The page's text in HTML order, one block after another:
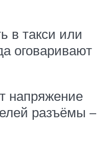
в такси или
оговаривают
напряжение
разъёмы –